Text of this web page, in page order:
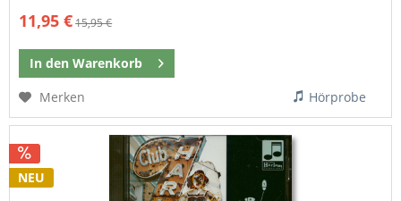
11,95 €15,95 €
In den Warenkorb
Merken
Hörprobe
NEU